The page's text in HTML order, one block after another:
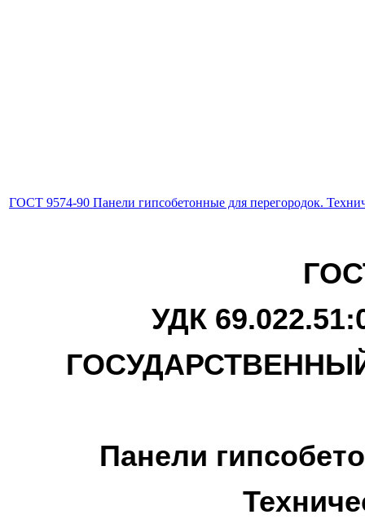
ГОСТ 9574-90 Панели гипсобетонные для перегородок.
УДК
Панели